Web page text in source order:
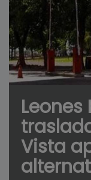
Leones
Vista